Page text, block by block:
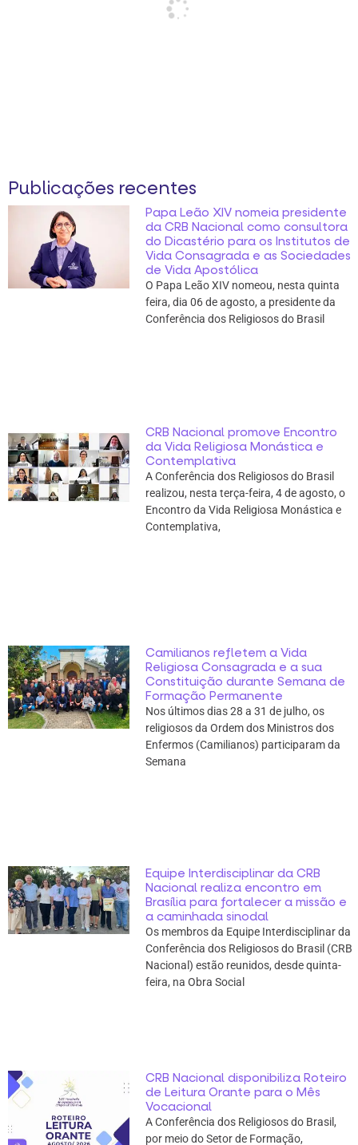
Publicações recentes
Papa Leão XIV nomeia presidente
da CRB Nacional como consultora
do Dicastério para os Institutos de
Vida Consagrada e as Sociedades
de Vida Apostólica
O Papa Leão XIV nomeou, nesta quinta
feira, dia 06 de agosto, a presidente da
Conferência dos Religiosos do Brasil
CRB Nacional promove Encontro
da Vida Religiosa Monástica e
Contemplativa
A Conferência dos Religiosos do Brasil
realizou, nesta terça-feira, 4 de agosto, o
Encontro da Vida Religiosa Monástica e
Contemplativa,
Camilianos refletem a Vida
Religiosa Consagrada e a sua
Constituição durante Semana de
Formação Permanente
Nos últimos dias 28 a 31 de julho, os
religiosos da Ordem dos Ministros dos
Enfermos (Camilianos) participaram da
Semana
Equipe Interdisciplinar da CRB
Nacional realiza encontro em
Brasília para fortalecer a missão e
a caminhada sinodal
Os membros da Equipe Interdisciplinar da
Conferência dos Religiosos do Brasil (CRB
Nacional) estão reunidos, desde quinta-
feira, na Obra Social
CRB Nacional disponibiliza Roteiro
de Leitura Orante para o Mês
Vocacional
A Conferência dos Religiosos do Brasil,
por meio do Setor de Formação,